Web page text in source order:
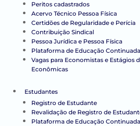
Peritos cadastrados
Acervo Técnico Pessoa Física
Certidões de Regularidade e Perícia
Contribuição Sindical
Pessoa Jurídica e Pessoa Física
Plataforma de Educação
Vagas para Economistas e Estágios
Econômicas
Estudantes
Registro de Estudante
Revalidação de Registro de
Plataforma de Educação